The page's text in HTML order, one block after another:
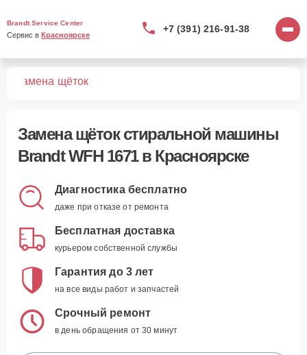
Brandt Service Center
Сервис в Красноярске
+7 (391) 216-91-38
Замена щёток
Замена щёток стиральной машины
Brandt WFH 1671 в Красноярске
Диагностика бесплатно
даже при отказе от ремонта
Бесплатная доставка
курьером собственной службы
Гарантия до 3 лет
на все виды работ и запчастей
Срочный ремонт
в день обращения от 30 минут